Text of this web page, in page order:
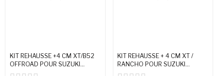
KIT REHAUSSE +4 CM XT/B52
OFFROAD POUR SUZUKI...
KIT REHAUSSE + 4 CM XT /
RANCHO POUR SUZUKI...